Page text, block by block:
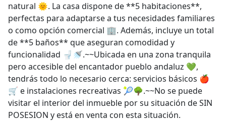
natural 🌞. La casa dispone de **5 habitaciones**,
perfectas para adaptarse a tus necesidades familiares
o como opción comercial 🏢. Además, incluye un total
de **5 baños** que aseguran comodidad y
funcionalidad 🚽🚿.~~Ubicada en una zona tranquila
pero accesible del encantador pueblo andaluz 💚,
tendrás todo lo necesario cerca: servicios básicos 🍎
🛒 e instalaciones recreativas 🎾🌳.~~No se puede
visitar el interior del inmueble por su situación de SIN
POSESION y está en venta con esta situación.